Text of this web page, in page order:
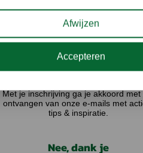
Afwijzen
Accepteren
Ik doe graag mee!
Met je inschrijving ga je akkoord met
ontvangen van onze e-mails met
tips & inspiratie.
Nee, dank je